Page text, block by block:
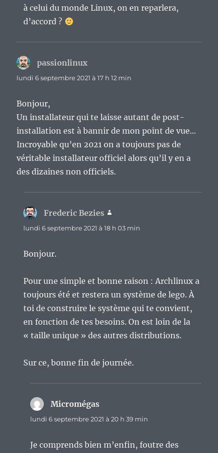
à celui du monde Linux, on en reparlera,
d’accord ?
passionlinux
lundi 6 septembre 2021 à 17 h 12 min
Bonjour,
Un installateur qui te laisse autant de post-
installation est à bannir de mon point de vue…
Incroyable qu’en 2021 on a toujours pas de
véritable installateur officiel alors qu’il y en a
des dizaines non officiels.
Frederic Bezies
lundi 6 septembre 2021 à 18 h 03 min
Bonjour.
Pour une simple et bonne raison : Archlinux a
toujours été et restera un système de lego. À
toi de construire le système qui te convient,
en fonction de tes besoins. On est loin de la
« taille unique » des autres distributions.
Sur ce, bonne fin de journée.
Micromégas
lundi 6 septembre 2021 à 20 h 39 min
Je comprends bien m’enfin, foutre des